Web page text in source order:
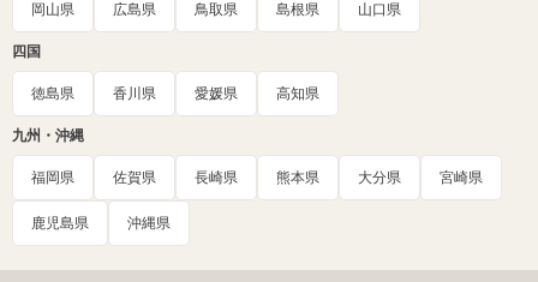
岡山県 広島県 鳥取県 島根県 山口県
四国
徳島県 香川県 愛媛県 高知県
九州・沖縄
福岡県 佐賀県 長崎県 熊本県 大分県 宮崎県
鹿児島県 沖縄県